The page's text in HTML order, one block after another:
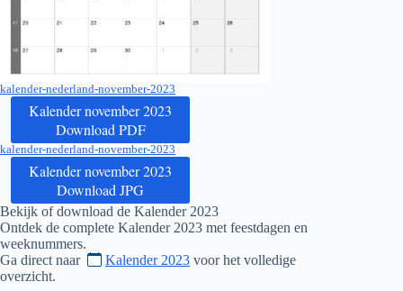
kalender-nederland-november-2023
Kalender november 2023
Download PDF
kalender-nederland-november-2023
Kalender november 2023
Download JPG
Bekijk of download de Kalender 2023
Ontdek de complete Kalender 2023 met feestdagen en
weeknummers.
Ga direct naar
Kalender 2023 voor het volledige
overzicht.